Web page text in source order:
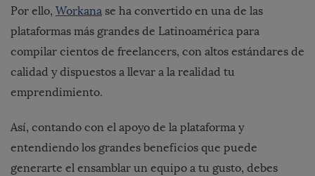
Por ello, Workana se ha convertido en una de las
plataformas más grandes de Latinoamérica para
compilar cientos de freelancers, con altos estándares de
calidad y dispuestos a llevar a la realidad tu
emprendimiento.
Así, contando con el apoyo de la plataforma y
entendiendo los grandes beneficios que puede
generarte el ensamblar un equipo a tu gusto, debes